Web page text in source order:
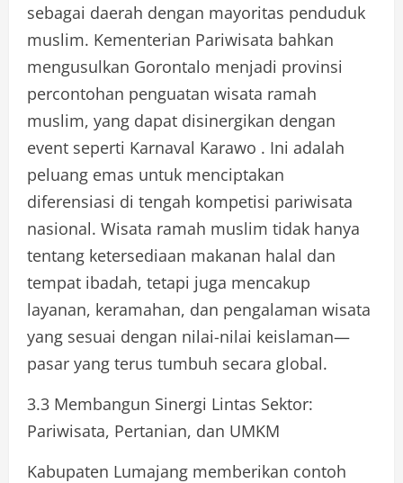
sebagai daerah dengan mayoritas penduduk
muslim. Kementerian Pariwisata bahkan
mengusulkan Gorontalo menjadi provinsi
percontohan penguatan wisata ramah
muslim, yang dapat disinergikan dengan
event seperti Karnaval Karawo . Ini adalah
peluang emas untuk menciptakan
diferensiasi di tengah kompetisi pariwisata
nasional. Wisata ramah muslim tidak hanya
tentang ketersediaan makanan halal dan
tempat ibadah, tetapi juga mencakup
layanan, keramahan, dan pengalaman wisata
yang sesuai dengan nilai-nilai keislaman—
pasar yang terus tumbuh secara global.
3.3 Membangun Sinergi Lintas Sektor:
Pariwisata, Pertanian, dan UMKM
Kabupaten Lumajang memberikan contoh